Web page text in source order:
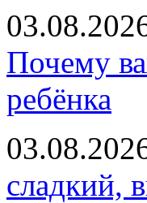
Почему
ребёнка
сладкий,